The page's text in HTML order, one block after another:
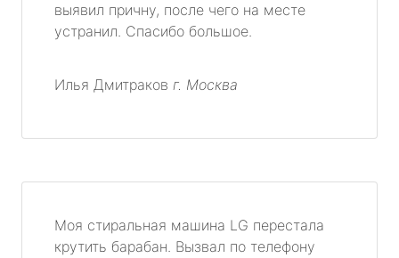
выявил причну, после чего на месте
устранил. Спасибо большое.
Илья Дмитраков г. Москва
Моя стиральная машина LG перестала
крутить барабан. Вызвал по телефону